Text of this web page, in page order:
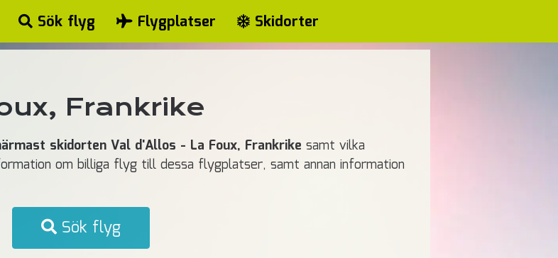
Sök flyg Flygplatser Skidorter
Frankrike
skidorten Val d'Allos - La Foux, Frankrike samt vilka
om billiga flyg till dessa flygplatser, samt annan information
Sök flyg